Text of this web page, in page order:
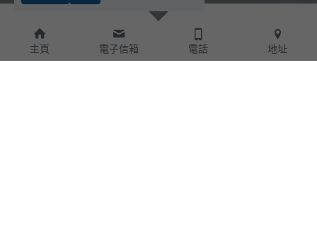
滿足各種需求
主頁 電子信箱 電話 地址